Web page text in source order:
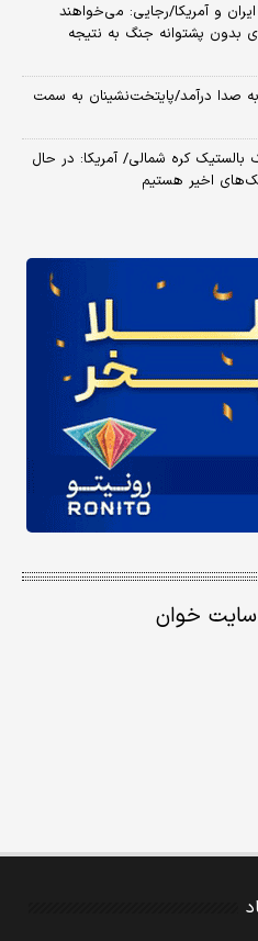
و آمریکا/رجایی: می‌خواهند
بدون پشتوانه جنگ به نتیجه
صدا درآمد/پایتخت‌نشینان به سمت
کره شمالی/ آمریکا: در حال
اخیر هستیم
سایت خوان